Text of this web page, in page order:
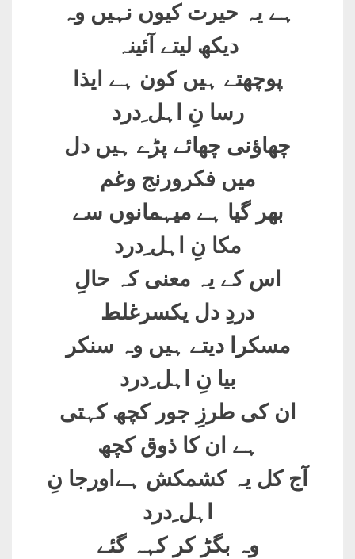
ہے یہ حیرت کیوں نہیں وہ
دیکھ لیتے آئینہ
پوچھتے ہیں کون ہے ایذا
رسا نِ اہل ِدرد
چھاؤنی چھائے پڑے ہیں دل
میں فکرورنج وغم
بھر گیا ہے میہمانوں سے
مکا نِ اہل ِدرد
اس کے یہ معنی کہ حالِ
دردِ دل یکسرغلط
مسکرا دیتے ہیں وہ سنکر
بیا نِ اہل ِدرد
ان کی طرزِ جور کچھ کہتی
ہے ان کا ذوق کچھ
آج کل یہ کشمکش ہےاورجا نِ
اہل ِدرد
وہ بگڑ کر کہہ گئے